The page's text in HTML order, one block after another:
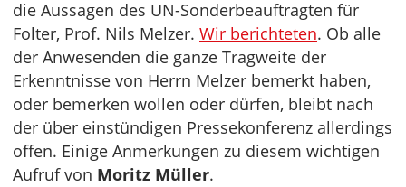
die Aussagen des UN-Sonderbeauftragten für
Folter, Prof. Nils Melzer. Wir berichteten. Ob alle
der Anwesenden die ganze Tragweite der
Erkenntnisse von Herrn Melzer bemerkt haben,
oder bemerken wollen oder dürfen, bleibt nach
der über einstündigen Pressekonferenz allerdings
offen. Einige Anmerkungen zu diesem wichtigen
Aufruf von Moritz Müller.